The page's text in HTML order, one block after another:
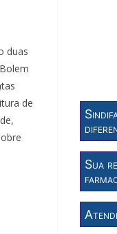
duas
de
Sua